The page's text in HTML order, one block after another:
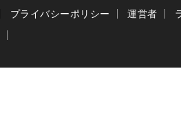
プライバシーポリシー 運営者